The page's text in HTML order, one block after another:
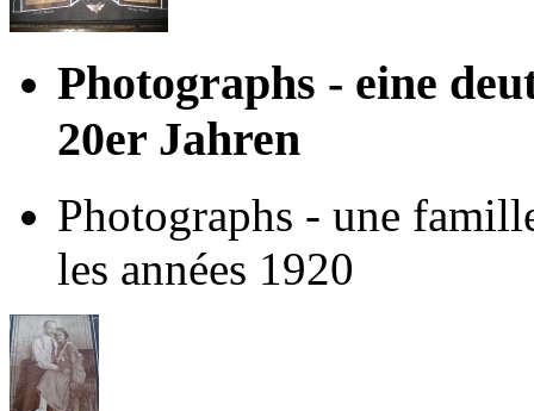
Photographs - eine
20er Jahren
Photographs - une
les années 1920